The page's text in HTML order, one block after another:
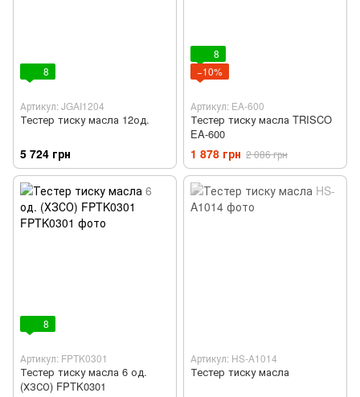
8
Артикул: JGAI1204
Тестер тиску масла 12од.
5 724 грн
8
−10%
Артикул: EA-600
Тестер тиску масла TRISCO
EA-600
1 878 грн 2 086 грн
8
Артикул: FPTK0301
Тестер тиску масла 6 од.
(ХЗСО) FPTK0301
Артикул: HS-A1014
Тестер тиску масла